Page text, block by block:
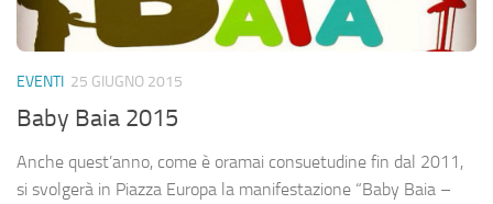
EVENTI 25 GIUGNO 2015
Baby Baia 2015
Anche quest’anno, come è oramai consuetudine fin dal 2011,
si svolgerà in Piazza Europa la manifestazione “Baby Baia –